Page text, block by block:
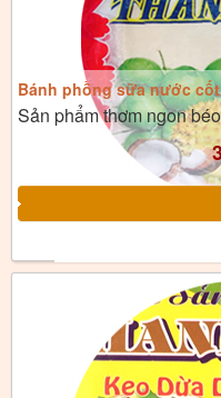
Bánh phồng sữa nước
Sản phẩm thơm ngon